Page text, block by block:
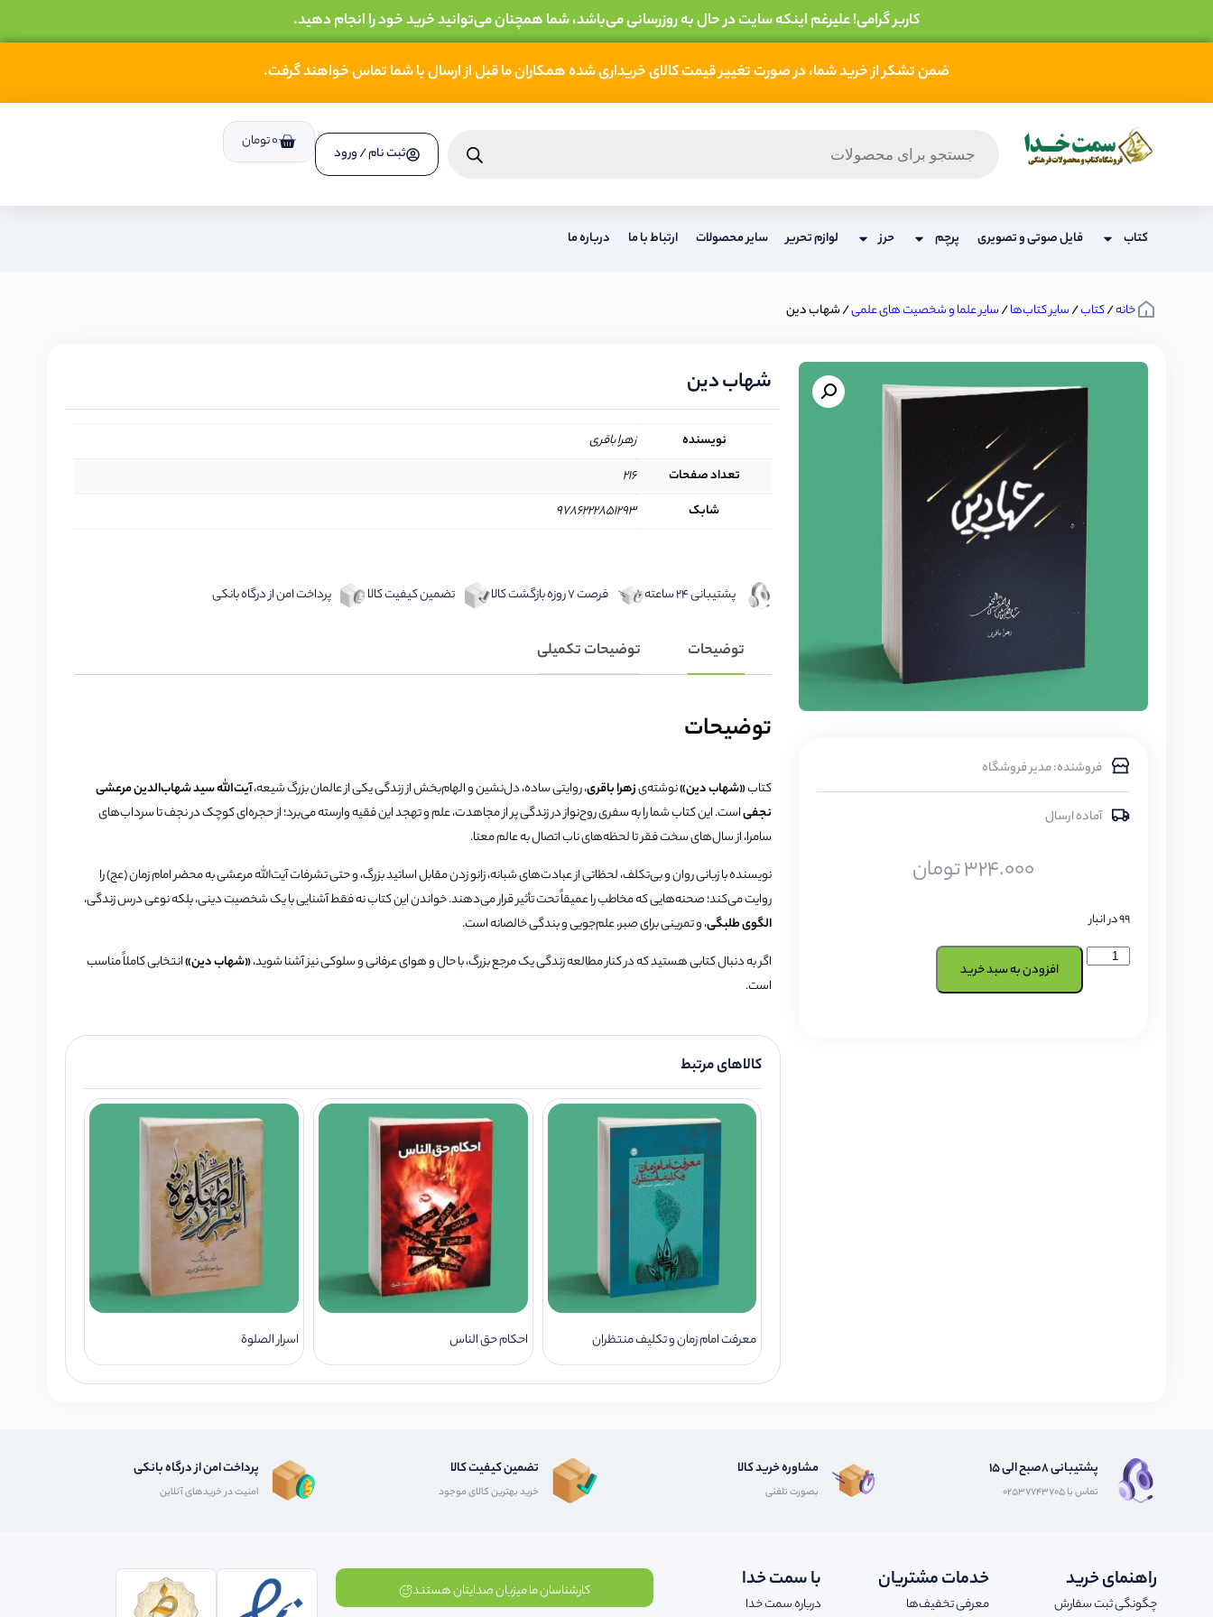
کاربر گرامی! علیرغم اینکه سایت در حال به روزرسانی می‌باشد، شما همچنان می‌توانید خرید خود را انجام دهید.
ضمن تشکر از خرید شما، در صورت تغییر قیمت کالای خریداری شده همکاران ما قبل از ارسال با شما تماس خواهند گرفت.
ثبت نام / ورود
0تومان
کتاب فایل صوتی و تصویری پرچم حرز لوازم تحریر سایر محصولات ارتباط با ما درباره ما
خانه/کتاب/سایر کتاب‌ها/سایر علما و شخصیت های علمی/ شهاب دین
فروشنده: مدیر فروشگاه
آماده ارسال
324.000تومان
99 در انبار
افزودن به سبد خرید
شهاب دین
نویسنده
زهرا باقری
تعداد صفحات
۲۱۶
شابک
9786222851293
پشتیبانی 24 ساعته فرصت 7 روزه بازگشت کالا تضمین کیفیت کالا پرداخت امن از درگاه بانکی
توضیحات توضیحات تکمیلی
توضیحات
کتاب«شهاب دین»نوشته‌یزهرا باقری، روایتی ساده، دل‌نشین و الهام‌بخش از زندگی یکی از عالمان بزرگ شیعه،آیت‌الله سید شهاب‌الدین مرعشی
نجفیاست. این کتاب شما را به سفری روح‌نواز در زندگی پر از مجاهدت، علم و تهجد این فقیه وارسته می‌برد؛ از حجره‌ای کوچک در نجف تا سرداب‌های
سامرا، از سال‌های سخت فقر تا لحظه‌های ناب اتصال به عالم معنا.
نویسنده با زبانی روان و بی‌تکلف، لحظاتی از عبادت‌های شبانه، زانو زدن مقابل اساتید بزرگ، و حتی تشرفات آیت‌الله مرعشی به محضر امام زمان (عج) را
روایت می‌کند؛ صحنه‌هایی که مخاطب را عمیقاً تحت تأثیر قرار می‌دهند. خواندن این کتاب نه فقط آشنایی با یک شخصیت دینی، بلکه نوعی درس زندگی،
الگوی طلبگی، و تمرینی برای صبر، علم‌جویی و بندگی خالصانه است.
اگر به دنبال کتابی هستید که در کنار مطالعه زندگی یک مرجع بزرگ، با حال و هوای عرفانی و سلوکی نیز آشنا شوید،«شهاب دین»انتخابی کاملاً مناسب
است.
کالاهای مرتبط
معرفت امام زمان و تکلیف منتظران احکام حق الناس اسرار الصلوة
پشتیبانی 8صبح الی 15
تماس با 02537743705
مشاوره خرید کالا
بصورت تلفنی
تضمین کیفیت کالا
خرید بهترین کالای موجود
پرداخت امن از درگاه بانکی
امنیت در خریدهای آنلاین
راهنمای خرید
چگونگی ثبت سفارش
خدمات مشتریان
معرفی تخفیف‌ها
با سمت خدا
درباره سمت خدا
کارشناسان ما میزبان صدایتان هستند